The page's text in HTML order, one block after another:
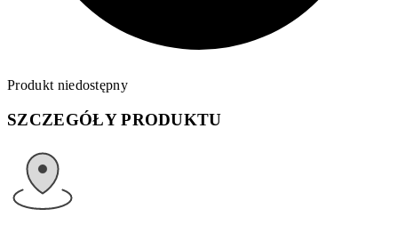
Produkt niedostępny
SZCZEGÓŁY PRODUKTU